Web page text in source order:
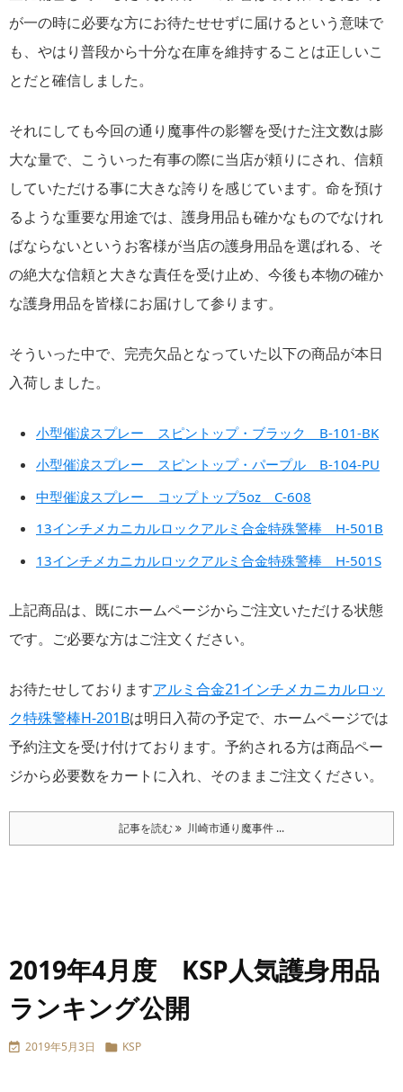
が一の時に必要な方にお待たせせずに届けるという意味で
も、やはり普段から十分な在庫を維持することは正しいこ
とだと確信しました。
それにしても今回の通り魔事件の影響を受けた注文数は膨
大な量で、こういった有事の際に当店が頼りにされ、信頼
していただける事に大きな誇りを感じています。命を預け
るような重要な用途では、護身用品も確かなものでなけれ
ばならないというお客様が当店の護身用品を選ばれる、そ
の絶大な信頼と大きな責任を受け止め、今後も本物の確か
な護身用品を皆様にお届けして参ります。
そういった中で、完売欠品となっていた以下の商品が本日
入荷しました。
小型催涙スプレー スピントップ・ブラック B-101-BK
小型催涙スプレー スピントップ・パープル B-104-PU
中型催涙スプレー コップトップ5oz C-608
13インチメカニカルロックアルミ合金特殊警棒 H-501B
13インチメカニカルロックアルミ合金特殊警棒 H-501S
上記商品は、既にホームページからご注文いただける状態
です。ご必要な方はご注文ください。
お待たせしておりますアルミ合金21インチメカニカルロッ
ク特殊警棒H-201Bは明日入荷の予定で、ホームページでは
予約注文を受け付けております。予約される方は商品ペー
ジから必要数をカートに入れ、そのままご注文ください。
記事を読む 川崎市通り魔事件 ...
2019年4月度 KSP人気護身用品
ランキング公開
 2019年5月3日  KSP